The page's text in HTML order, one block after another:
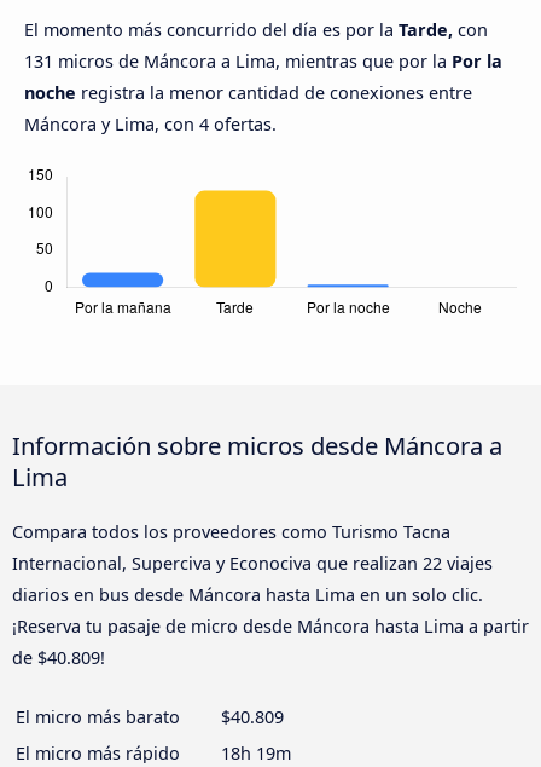
El momento más concurrido del día es por la Tarde, con
131 micros de Máncora a Lima, mientras que por la Por la
noche registra la menor cantidad de conexiones entre
Máncora y Lima, con 4 ofertas.
Información sobre micros desde Máncora a
Lima
Compara todos los proveedores como Turismo Tacna
Internacional, Superciva y Econociva que realizan 22 viajes
diarios en bus desde Máncora hasta Lima en un solo clic.
¡Reserva tu pasaje de micro desde Máncora hasta Lima a partir
de $40.809!
El micro más barato
$40.809
El micro más rápido
18h 19m